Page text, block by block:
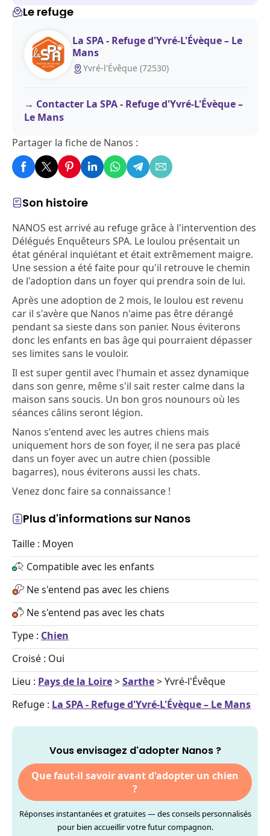
Son histoire
NANOS est arrivé au refuge grâce à l'intervention des
Délégués Enquêteurs SPA. Le loulou présentait un
état général inquiétant et était extrêmement maigre.
Une session a été faite pour qu'il retrouve le chemin
de l'adoption dans un foyer qui prendra soin de lui.
Après une adoption de 2 mois, le loulou est revenu
car il s'avère que Nanos n'aime pas être dérangé
pendant sa sieste dans son panier. Nous éviterons
donc les enfants en bas âge qui pourraient dépasser
ses limites sans le vouloir.
Il est super gentil avec l'humain et assez dynamique
dans son genre, même s'il sait rester calme dans la
maison sans soucis. Un bon gros nounours où les
séances câlins seront légion.
Nanos s'entend avec les autres chiens mais
uniquement hors de son foyer, il ne sera pas placé
dans un foyer avec un autre chien (possible
bagarres), nous éviterons aussi les chats.
Venez donc faire sa connaissance !
Plus d'informations sur Nanos
Taille : Moyen
Compatible avec les enfants
Ne s'entend pas avec les chiens
Ne s'entend pas avec les chats
Type : Chien
Croisé : Oui
Lieu : Pays de la Loire>Sarthe> Yvré-l'Évêque
Refuge : La SPA - Refuge d'Yvré-L'Évèque – Le Mans
Vous envisagez d'adopter Nanos ?
Que faut-il savoir avant d'adopter un chien
?
Réponses instantanées et gratuites — des conseils personnalisés
pour bien accueillir votre futur compagnon.
Le refuge
La SPA - Refuge d'Yvré-L'Évèque – Le
Mans
Yvré-l'Évêque (72530)
Contacter La SPA - Refuge d'Yvré-L'Évèque –
Le Mans
Partager la fiche de Nanos :